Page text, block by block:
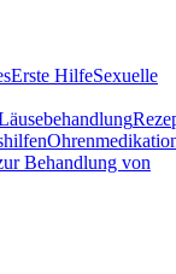
Erste HilfeSexuelle
Behandlung von